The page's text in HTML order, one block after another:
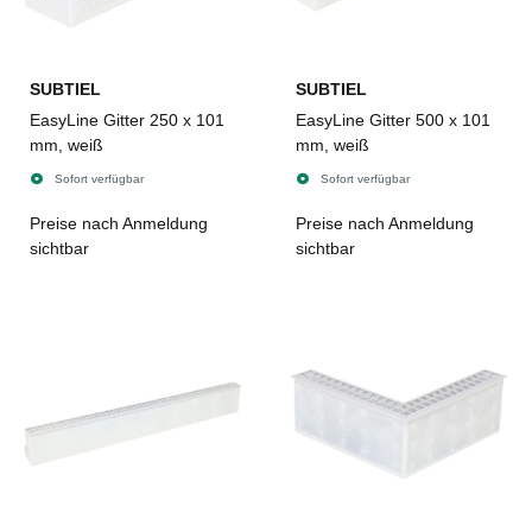
SUBTIEL
EasyLine Gitter 250 x 101
mm, weiß
Sofort verfügbar
Preise nach Anmeldung
sichtbar
SUBTIEL
EasyLine Gitter 500 x 101
mm, weiß
Sofort verfügbar
Preise nach Anmeldung
sichtbar